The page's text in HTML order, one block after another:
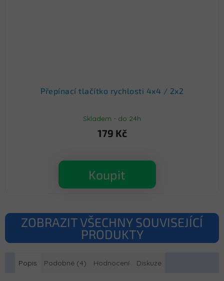
Přepínací tlačítko rychlosti 4x4 / 2x2
Skladem - do 24h
179 Kč
Koupit
ZOBRAZIT VŠECHNY SOUVISEJÍCÍ
PRODUKTY
Popis Podobné (4) Hodnocení Diskuze